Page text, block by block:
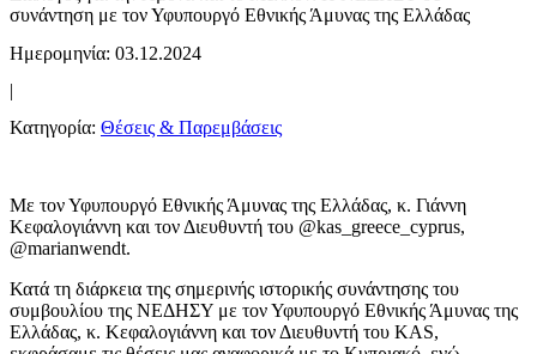
συνάντηση με τον Υφυπουργό Εθνικής Άμυνας της Ελλάδας
Ημερομηνία: 03.12.2024
|
Κατηγορία: Θέσεις & Παρεμβάσεις
Με τον Υφυπουργό Εθνικής Άμυνας της Ελλάδας, κ. Γιάννη
Κεφαλογιάννη και τον Διευθυντή του @kas_greece_cyprus,
@marianwendt.
Κατά τη διάρκεια της σημερινής ιστορικής συνάντησης του
συμβουλίου της ΝΕΔΗΣΥ με τον Υφυπουργό Εθνικής Άμυνας της
Ελλάδας, κ. Κεφαλογιάννη και τον Διευθυντή του KAS,